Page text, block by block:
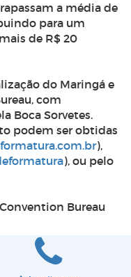
a média de
para um
de R$ 20
do Maringá e
com
Boca Sorvetes.
podem ser obtidas
),
), ou pelo
Bureau